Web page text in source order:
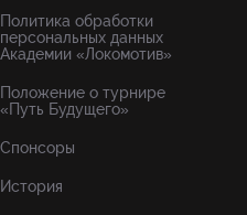
Политика обработки
персональных данных
Академии «Локомотив»
Положение о турнире
«Путь Будущего»
Спонсоры
История